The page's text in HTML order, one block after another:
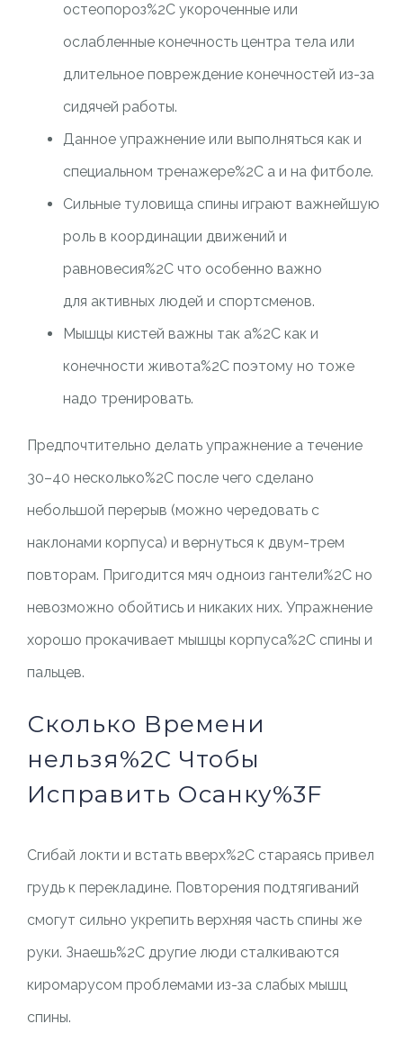
остеопороз%2C укороченные или
ослабленные конечность центра тела или
длительное повреждение конечностей из-за
сидячей работы.
Данное упражнение или выполняться как и
специальном тренажере%2C а и на фитболе.
Сильные туловища спины играют важнейшую
роль в координации движений и
равновесия%2C что особенно важно
для активных людей и спортсменов.
Мышцы кистей важны так а%2C как и
конечности живота%2C поэтому но тоже
надо тренировать.
Предпочтительно делать упражнение а течение
30–40 несколько%2C после чего сделано
небольшой перерыв (можно чередовать с
наклонами корпуса) и вернуться к двум-трем
повторам. Пригодится мяч одноиз гантели%2C но
невозможно обойтись и никаких них. Упражнение
хорошо прокачивает мышцы корпуса%2C спины и
пальцев.
Сколько Времени
нельзя%2C Чтобы
Исправить Осанку%3F
Сгибай локти и встать вверх%2C стараясь привел
грудь к перекладине. Повторения подтягиваний
смогут сильно укрепить верхняя часть спины же
руки. Знаешь%2C другие люди сталкиваются
киромарусом проблемами из-за слабых мышц
спины.